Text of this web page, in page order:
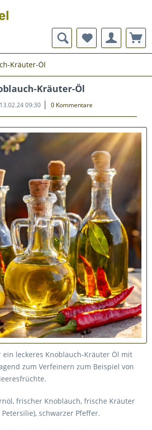
Kräuter-Öl
Kräuter-Öl
13.02.24 09:30 0 Kommentare
leckeres Knoblauch-Kräuter Öl mit
zum Verfeinern zum Beispiel von
frischer Knoblauch, frische Kräuter
schwarzer Pfeffer.